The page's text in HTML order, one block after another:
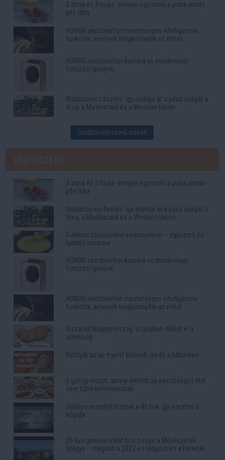
3 alma és 3 tojás: ennyire egyszerű a puha almás
pite titka
HONOR okostelefon mesterséges intelligencia
funkciók, amelyek megkönnyítik az életet
HONOR okostelefon-kamera vs mindennapi
fotózási igények
Stabilcoinos fizetés: így alakítja át a pénz világát a
Visa, a Mastercard és a Western Union
További népszerű videók
3 alma és 3 tojás: ennyire egyszerű a puha almás
pite titka
Stabilcoinos fizetés: így alakítja át a pénz világát a
Visa, a Mastercard és a Western Union
Cukkinis tojáslepény serpenyőben – egyszerű és
laktató vacsora
HONOR okostelefon-kamera vs mindennapi
fotózási igények
HONOR okostelefon mesterséges intelligencia
funkciók, amelyek megkönnyítik az életet
Kiszárad Magyarország: a talajban dőlhet el a
vízválság
Betiltják az air fryert? Kiderült, mi áll a háttérben
5 görög recept, amely mellett az egészséges étel
sem tűnik lemondásnak
Halálos veszélyt hozhat a 40 fok: így jelezhet a
hőguta
35 éve generációkat hoz össze a Művészetek
Völgye – megvan a 2027-es időpont és a bérletár